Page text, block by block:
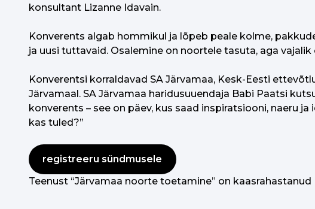
konsultant Lizanne Idavain.
Konverents algab hommikul ja lõpeb peale kolme,
ja uusi tuttavaid. Osalemine on noortele tasuta, aga
Konverentsi korraldavad SA Järvamaa, Kesk-Eesti
Järvamaal. SA Järvamaa haridusuuendaja Babi Paatsi
konverents – see on päev, kus saad inspiratsiooni, naeru
kas tuled?”
registreeru sündmusele
Teenust “Järvamaa noorte toetamine” on